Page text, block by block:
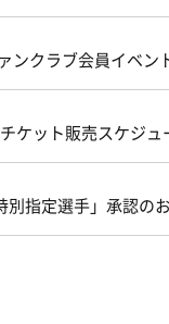
クラブ会員イベン
ケット販売スケジ
別指定選手」承認の